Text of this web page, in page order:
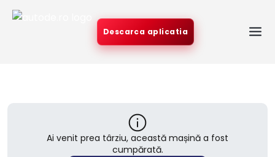
Descarca aplicatia
Ai venit prea târziu, această mașină a fost
cumpărată.